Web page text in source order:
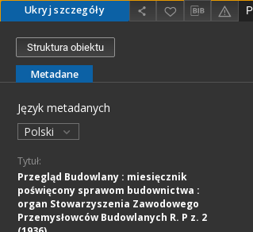
Ukryj szczegóły
Struktura obiektu
Metadane
Język metadanych
Polski
Tytuł:
Przegląd Budowlany : miesięcznik
poświęcony sprawom budownictwa :
organ Stowarzyszenia Zawodowego
Przemysłowców Budowlanych R. P z. 2